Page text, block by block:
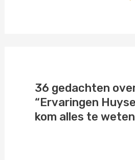
36 gedachten
“Ervaringen
kom alles te